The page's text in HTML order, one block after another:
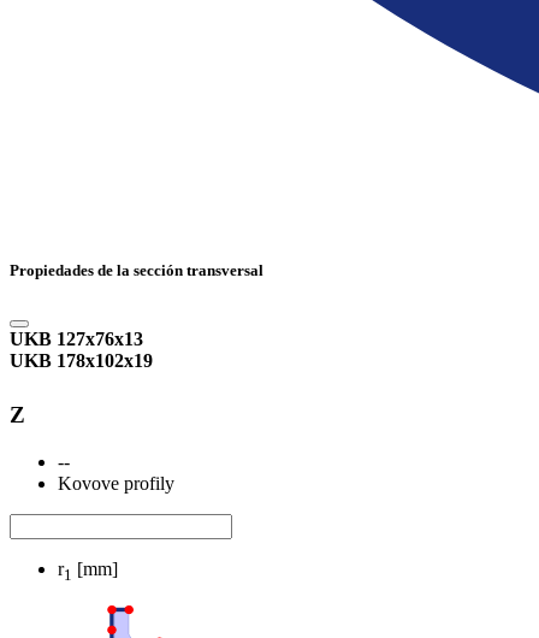
Propiedades de la sección transversal
UKB 127x76x13
UKB 178x102x19
Z
--
Kovove profily
r1 [mm]